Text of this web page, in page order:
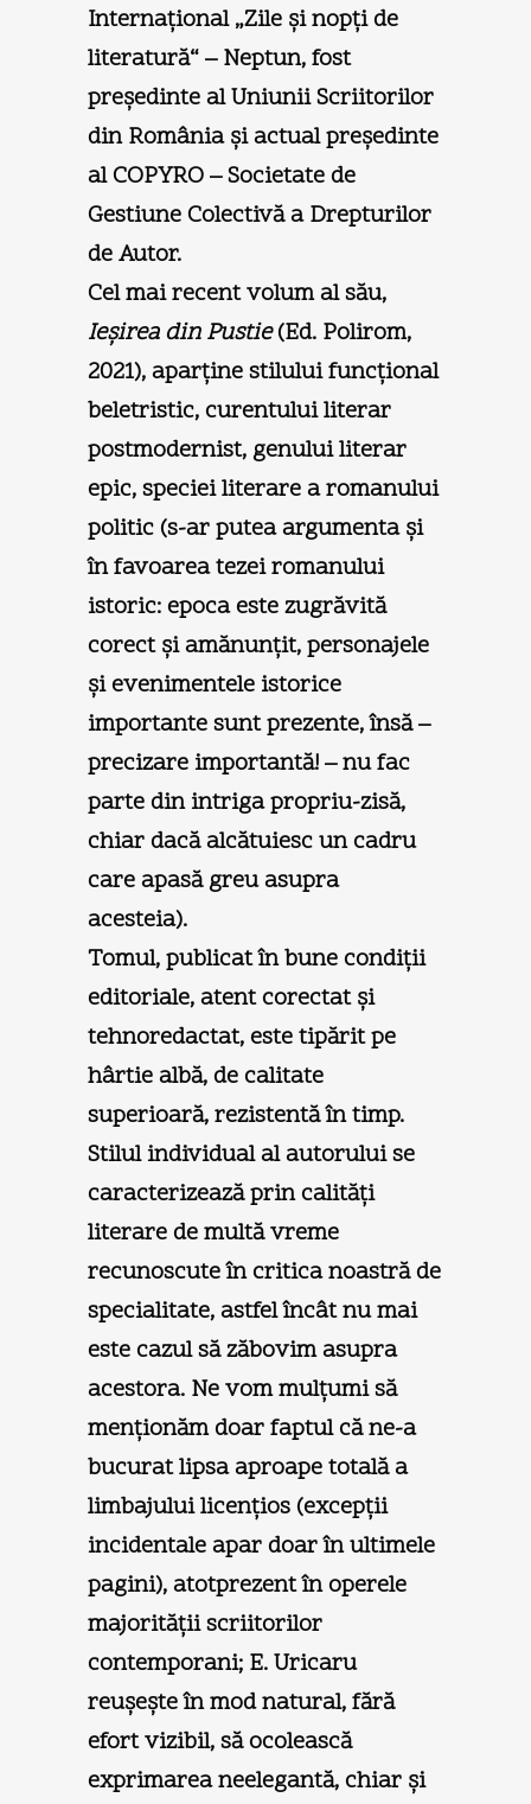
Internaţional „Zile şi nopţi de
literatură“ – Neptun, fost
preşedinte al Uniunii Scriitorilor
din România şi actual preşedinte
al COPYRO – Societate de
Gestiune Colectivă a Drepturilor
de Autor.
Cel mai recent volum al său,
Ieşirea din Pustie(Ed. Polirom,
2021), aparţine stilului funcţional
beletristic, curentului literar
postmodernist, genului literar
epic, speciei literare a romanului
politic (s-ar putea argumenta şi
în favoarea tezei romanului
istoric: epoca este zugrăvită
corect şi amănunţit, personajele
şi evenimentele istorice
importante sunt prezente, însă –
precizare importantă! – nu fac
parte din intriga propriu-zisă,
chiar dacă alcătuiesc un cadru
care apasă greu asupra
acesteia).
Tomul, publicat în bune condiţii
editoriale, atent corectat şi
tehnoredactat, este tipărit pe
hârtie albă, de calitate
superioară, rezistentă în timp.
Stilul individual al autorului se
caracterizează prin calităţi
literare de multă vreme
recunoscute în critica noastră de
specialitate, astfel încât nu mai
este cazul să zăbovim asupra
acestora. Ne vom mulţumi să
menţionăm doar faptul că ne-a
bucurat lipsa aproape totală a
limbajului licenţios (excepţii
incidentale apar doar în ultimele
pagini), atotprezent în operele
majorităţii scriitorilor
contemporani; E. Uricaru
reuşeşte în mod natural, fără
efort vizibil, să ocolească
exprimarea neelegantă, chiar şi